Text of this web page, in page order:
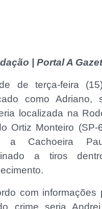
| Portal A
de terça-feira
como Adriano,
localizada na
Ortiz Monteiro
a Cachoeira
a tiros
com informações
crime seria